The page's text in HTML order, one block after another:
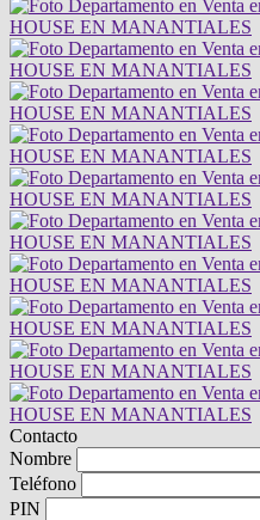
Contacto
Nombre
Teléfono
PIN